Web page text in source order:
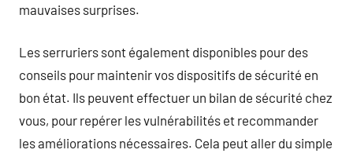
mauvaises surprises.
Les serruriers sont également disponibles pour des
conseils pour maintenir vos dispositifs de sécurité en
bon état. Ils peuvent effectuer un bilan de sécurité chez
vous, pour repérer les vulnérabilités et recommander
les améliorations nécessaires. Cela peut aller du simple